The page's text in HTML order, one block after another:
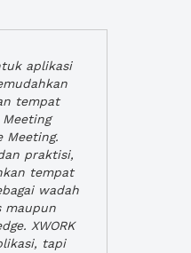
aplikasi
tempat
Meeting.
praktisi,
tempat
wadah
maupun
XWORK
tapi